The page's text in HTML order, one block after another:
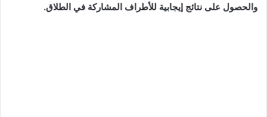
والحصول على نتائج إيجابية للأطراف المشاركة في الطلاق.